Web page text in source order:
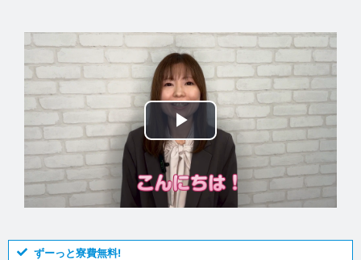
ずーっと寮費無料!